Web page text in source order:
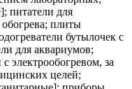
питатели для
плиты
бутылочек с
для аквариумов;
электрообогревом, за
целей;